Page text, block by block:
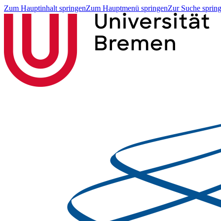
Zum Hauptinhalt springenZum Hauptmenü springenZur Suche